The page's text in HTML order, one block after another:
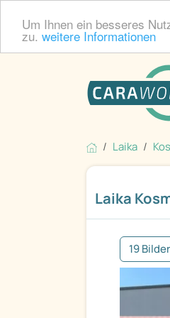
Um Ihnen ein besseres
zu. weitere Informationen
Laika
Laika
19 Bilder